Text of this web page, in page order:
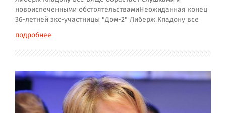
новоиспеченными обстоятельствамиНеожиданная конец
36-летней экс-участницы "Дом-2" Либерж Кпадону все
подробнее